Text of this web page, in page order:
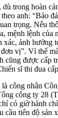
trong hoàn
anh: “Bảo
trọng. Nếu
mệnh lệnh của
ảnh hưởng
đơn vị”. Vì thế
cũng được cấp
sĩ thi đua
công nhân
công ty 28
có giờ hành
cầu tiến độ sản